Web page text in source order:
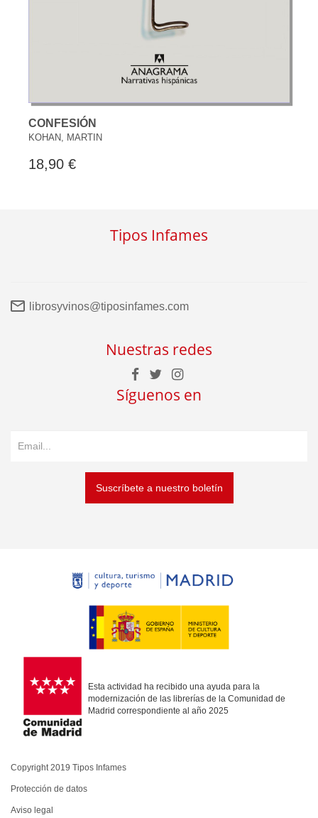
CONFESIÓN
KOHAN, MARTIN
18,90 €
Tipos Infames
librosyvinos@tiposinfames.com
Nuestras redes
Síguenos en
Suscríbete a nuestro boletín
Esta actividad ha recibido una ayuda para la
modernización de las librerías de la Comunidad de
Madrid correspondiente al año 2025
Copyright 2019 Tipos Infames
Protección de datos
Aviso legal